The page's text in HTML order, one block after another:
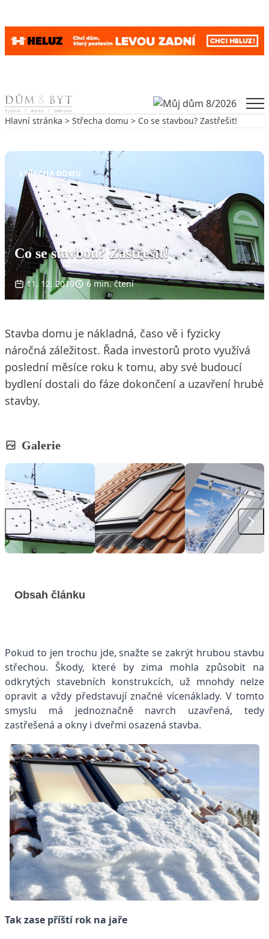
Skip to content
Hlavní stránka > Střecha domu > Co se stavbou? Zastřešit!
STŘECHA DOMU
Co se stavbou? Zastřešit!
11. 12. 2019 6 min. čtení
Stavba domu je nákladná, časo vě i fyzicky
náročná záležitost. Řada investorů proto využívá
poslední měsíce roku k tomu, aby své budoucí
bydlení dostali do fáze dokončení a uzavření hrubé
stavby.
Galerie
Obsah článku
Pokud to jen trochu jde, snažte se zakrýt hrubou stavbu
střechou. Škody, které by zima mohla způsobit na
odkrytých stavebních konstrukcích, už mnohdy nelze
opravit a vždy představují značné vícenáklady. V tomto
smyslu má jednoznačně navrch uzavřená, tedy
zastřešená a okny i dveřmi osazená stavba.
Tak zase příští rok na jaře